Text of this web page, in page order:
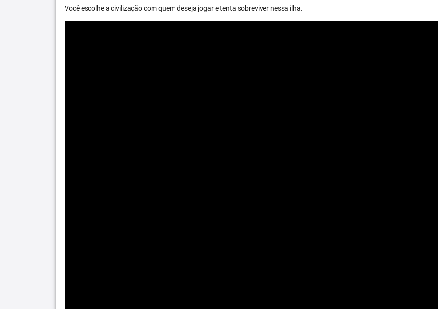
Você escolhe a civilização com quem deseja jogar e tenta sobreviver nessa ilha.